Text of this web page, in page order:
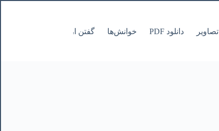
تصاویر دانلود PDF خوانش‌ها گفتن از نانوشتنی